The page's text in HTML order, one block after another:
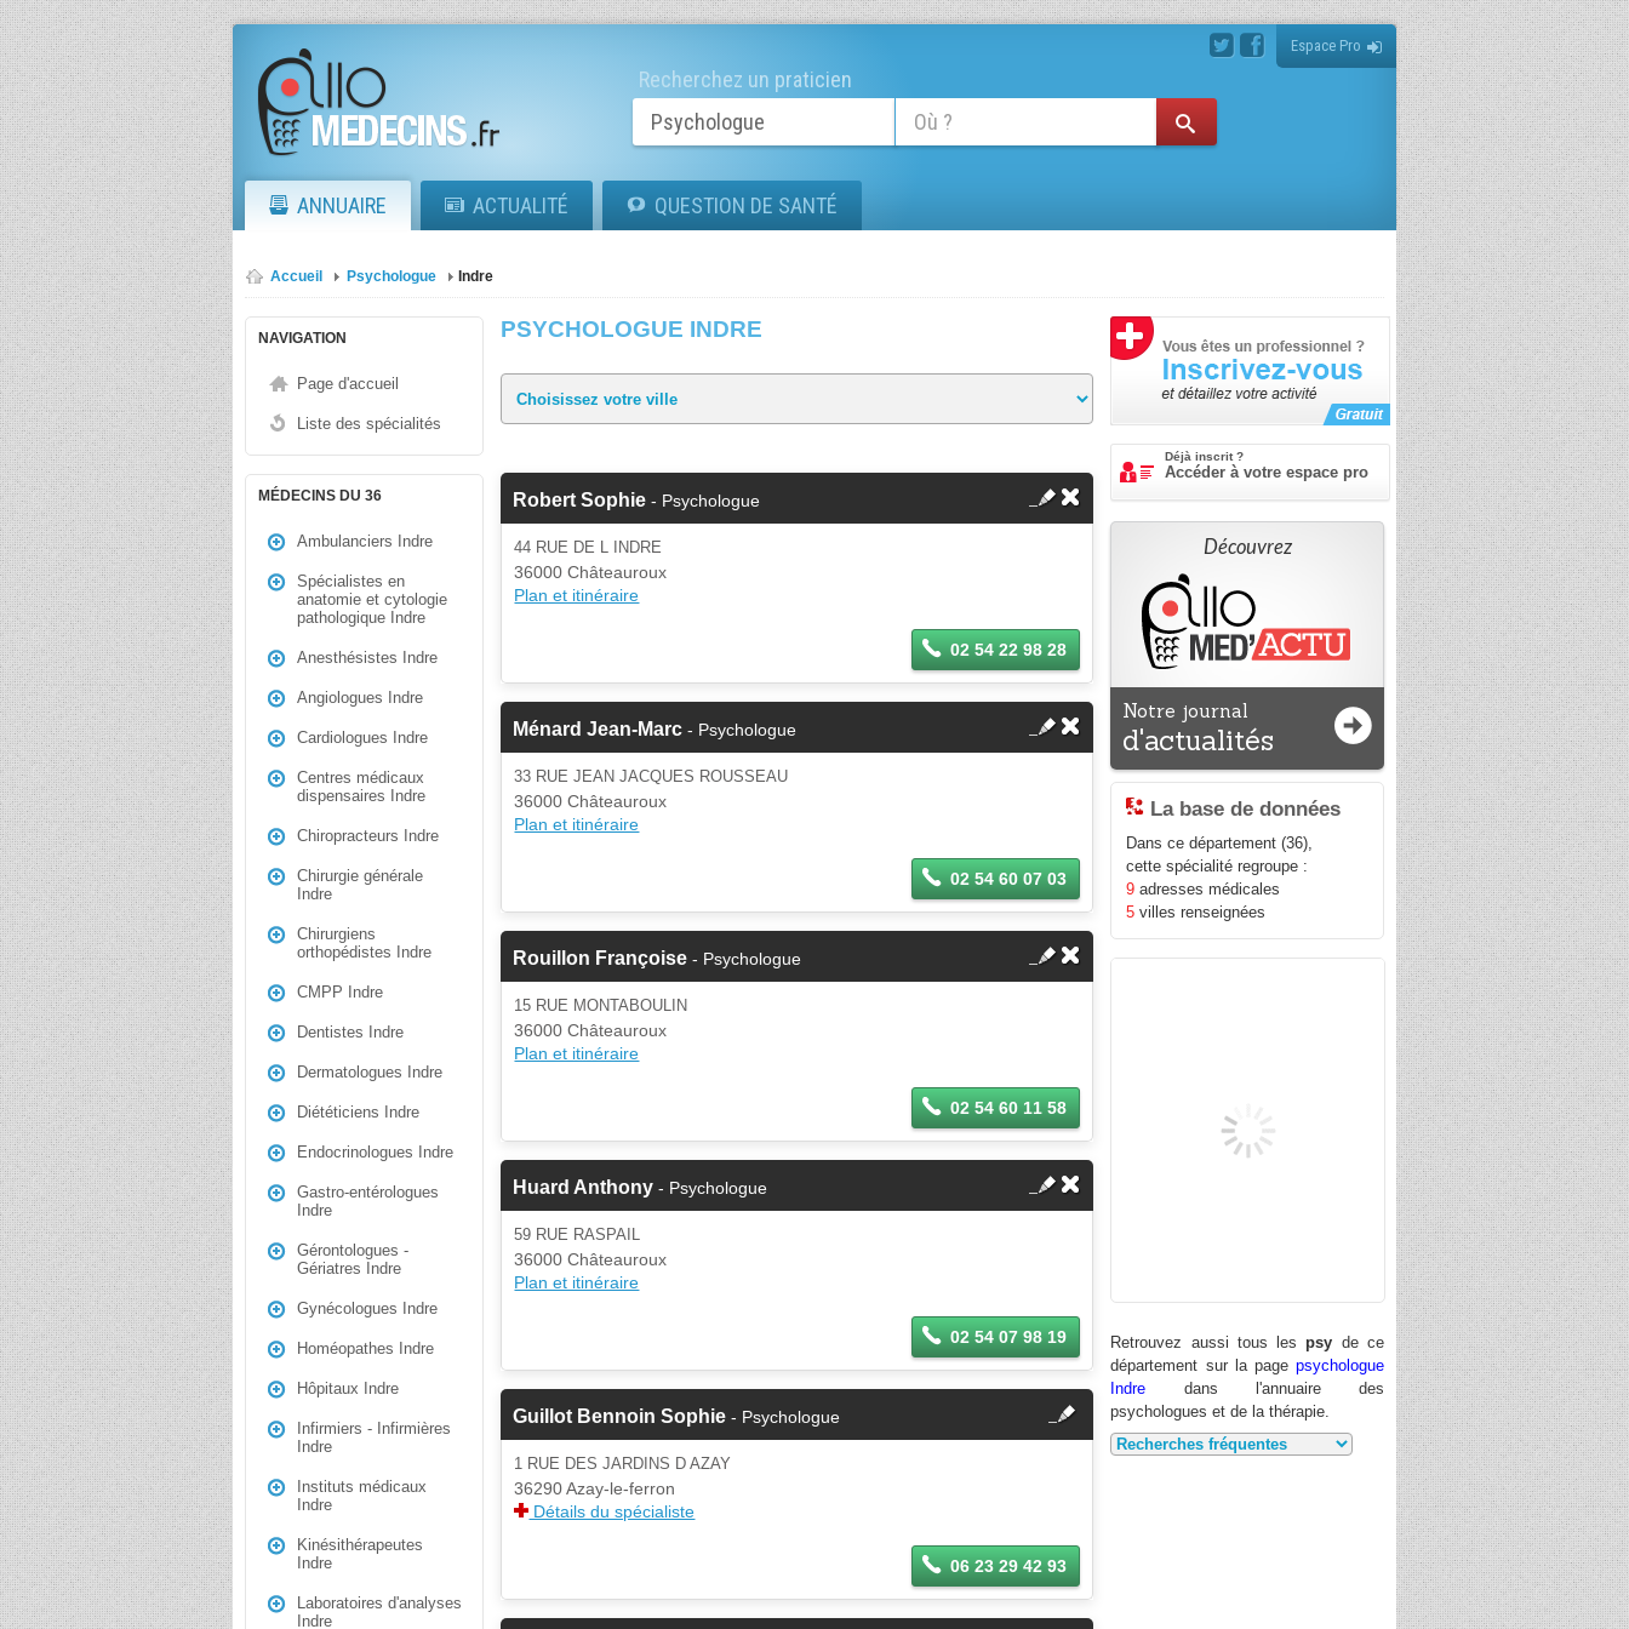
Espace Pro
Recherchez un praticien
ANNUAIRE ACTUALITÉ QUESTION DE SANTÉ
Accueil Psychologue Indre
NAVIGATION
Page d'accueil
Liste des spécialités
MÉDECINS DU 36
Ambulanciers Indre
Spécialistes en
anatomie et cytologie
pathologique Indre
Anesthésistes Indre
Angiologues Indre
Cardiologues Indre
Centres médicaux
dispensaires Indre
Chiropracteurs Indre
Chirurgie générale
Indre
Chirurgiens
orthopédistes Indre
CMPP Indre
Dentistes Indre
Dermatologues Indre
Diététiciens Indre
Endocrinologues Indre
Gastro-entérologues
Indre
Gérontologues -
Gériatres Indre
Gynécologues Indre
Homéopathes Indre
Hôpitaux Indre
Infirmiers - Infirmières
Indre
Instituts médicaux
Indre
Kinésithérapeutes
Indre
Laboratoires d'analyses
Indre
PSYCHOLOGUE INDRE
Robert Sophie - Psychologue
44 RUE DE L INDRE
36000 Châteauroux
Plan et itinéraire
02 54 22 98 28
Ménard Jean-Marc - Psychologue
33 RUE JEAN JACQUES ROUSSEAU
36000 Châteauroux
Plan et itinéraire
02 54 60 07 03
Rouillon Françoise - Psychologue
15 RUE MONTABOULIN
36000 Châteauroux
Plan et itinéraire
02 54 60 11 58
Huard Anthony - Psychologue
59 RUE RASPAIL
36000 Châteauroux
Plan et itinéraire
02 54 07 98 19
Guillot Bennoin Sophie - Psychologue fermer
Cette fiche est la propriété
d'un membre.
Si vous êtes ce membre, mettez à
jour ces informations sur votre
1 RUE DES JARDINS D AZAY
36290 Azay-le-ferron
Détails du spécialiste
06 23 29 42 93
Déjà inscrit ?
Accéder à votre espace pro
Découvrez
Notre journal
d'actualités
La base de données
Dans ce département (36),
cette spécialité regroupe :
9 adresses médicales
5 villes renseignées
Retrouvez aussi tous lespsy de ce
département sur la page psychologue
Indre dans l'annuaire des
psychologues et de la thérapie.